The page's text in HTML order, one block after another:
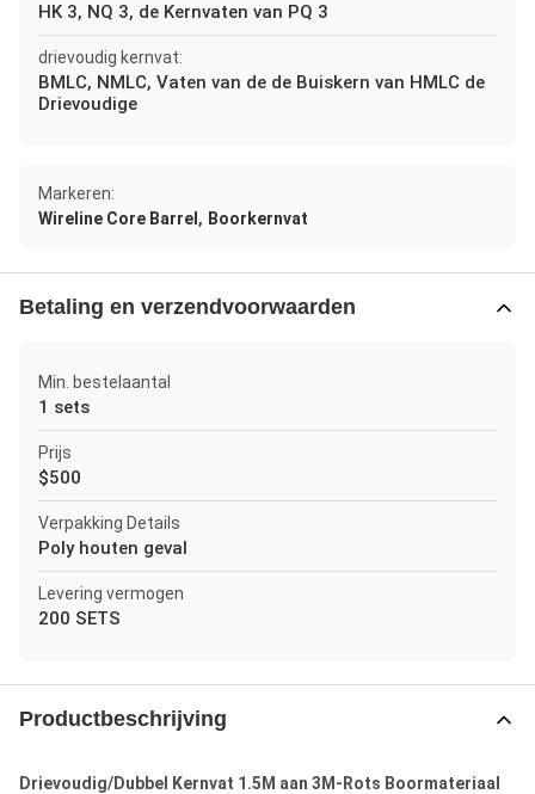
HK 3, NQ 3, de Kernvaten van PQ 3
drievoudig kernvat:
BMLC, NMLC, Vaten van de de Buiskern van HMLC de
Drievoudige
Markeren:
Wireline Core Barrel , Boorkernvat
Betaling en verzendvoorwaarden
Min. bestelaantal
1 sets
Prijs
$500
Verpakking Details
Poly houten geval
Levering vermogen
200 SETS
Productbeschrijving
Drievoudig/Dubbel Kernvat 1.5M aan 3M-Rots Boormateriaal